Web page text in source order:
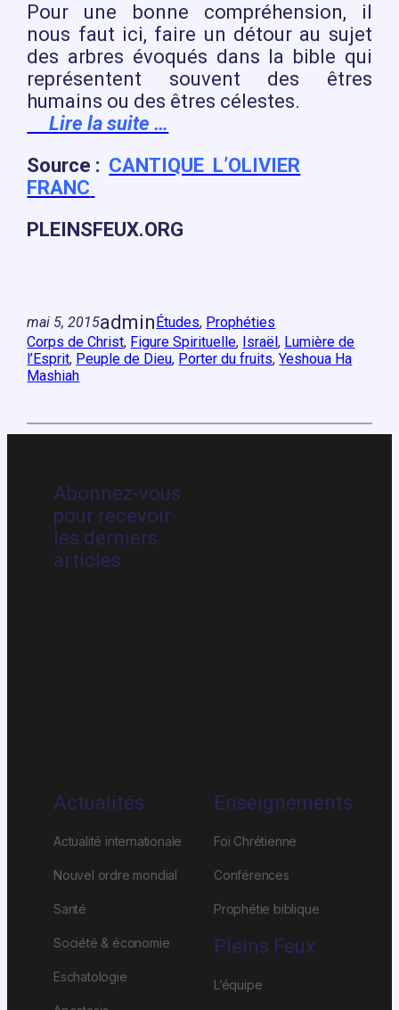
Pour une bonne compréhension, il
nous faut ici, faire un détour au sujet
des arbres évoqués dans la bible qui
représentent souvent des êtres
humains ou des êtres célestes.
Lire la suite …
Source : CANTIQUE L’OLIVIER
FRANC
PLEINSFEUX.ORG
mai 5, 2015adminÉtudes, Prophéties
Corps de Christ, Figure Spirituelle, Israël, Lumière de
l’Esprit, Peuple de Dieu, Porter du fruits, Yeshoua Ha
Mashiah
Abonnez-vous
pour recevoir
les derniers
articles
Actualités
Actualité internationale
Nouvel ordre mondial
Santé
Société & économie
Eschatologie
Enseignements
Foi Chrétienne
Conférences
Prophétie biblique
Pleins Feux
L’équipe